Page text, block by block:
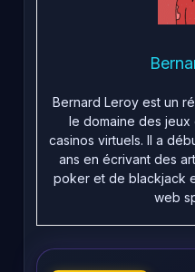
Bernard Leroy est un
le domaine des jeux
casinos virtuels. Il a
ans en écrivant des
poker et de blackjack
web